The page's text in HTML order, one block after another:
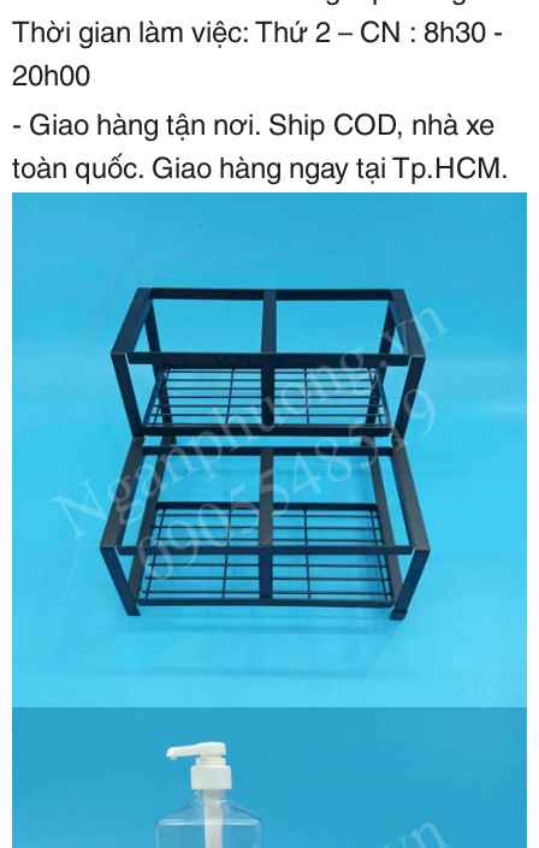
Thời gian làm việc: Thứ 2 – CN : 8h30 -
20h00
- Giao hàng tận nơi. Ship COD, nhà xe
toàn quốc. Giao hàng ngay tại Tp.HCM.